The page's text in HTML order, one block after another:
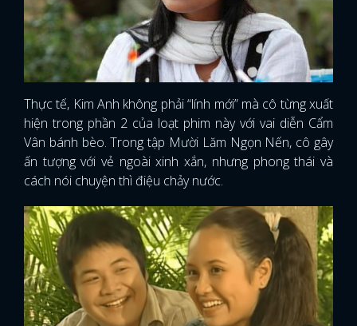
Thực tế, Kim Anh không phải “lính mới” mà cô từng xuất
hiện trong phần 2 của loạt phim này với vai diễn Cẩm
Vân bánh bèo. Trong tập Mười Lăm Ngọn Nến, cô gây
ấn tượng với vẻ ngoài xinh xắn, nhưng phong thái và
cách nói chuyện thì điệu chảy nước.